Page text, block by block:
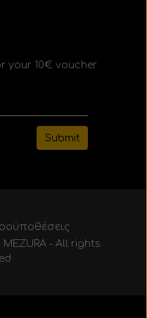
your 10€ voucher
Submit
- All rights